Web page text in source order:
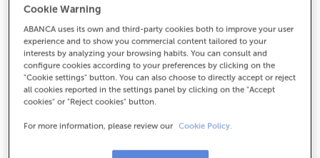
943744072
Com arribar
Cookie Warning
ABANCA uses its own and third-party cookies both to improve your user
experience and to show you commercial content tailored to your
interests by analyzing your browsing habits. You can consult and
configure cookies according to your preferences by clicking on the
"Cookie settings" button. You can also choose to directly accept or reject
all cookies reported in the settings panel by clicking on the "Accept
cookies" or "Reject cookies" button.
For more information, please review our Cookie Policy.